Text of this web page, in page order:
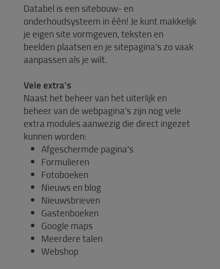
Databel is een sitebouw- en
onderhoudsysteem in één! Je kunt makkelijk
je eigen site vormgeven, teksten en
beelden plaatsen en je sitepagina's zo vaak
aanpassen als je wilt.
Vele extra’s
Naast het beheer van het uiterlijk en
beheer van de webpagina's zijn nog vele
extra modules aanwezig die direct ingezet
kunnen worden:
Afgeschermde pagina's
Formulieren
Fotoboeken
Nieuws en blog
Nieuwsbrieven
Gastenboeken
Google maps
Meerdere talen
Webshop